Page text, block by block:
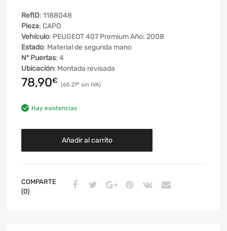
RefID: 1188048
Pieza: CAPO
Vehículo: PEUGEOT 407 Premium Año: 2008
Estado: Material de segunda mano
Nº Puertas: 4
Ubicación: Montada revisada
78,90€ 65,21€
Hay existencias
Añadir al carrito
COMPARTE
(0)